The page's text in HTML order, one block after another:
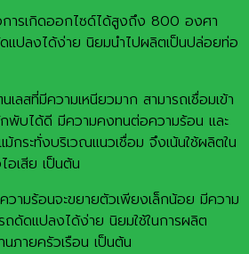
รเกิดออกไซด์ได้สูงถึง 800 องศา
ดแปลงได้ง่าย นิยมนำไปผลิตเป็นปล่อยท่อ
ลสที่มีความเหนียวมาก สามารถเชื่อมเข้า
พับได้ดี มีความคงทนต่อความร้อน และ
กระทั่งบริเวณแนวเชื่อม จึงเน้นใช้ผลิตใน
อเสีย เป็นต้น
วามร้อนจะขยายตัวเพียงเล็กน้อย มีความ
ดัดแปลงได้ง่าย นิยมใช้ในการผลิต
ภายครัวเรือน เป็นต้น